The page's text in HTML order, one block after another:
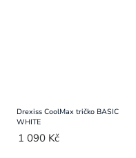
Drexiss CoolMax tričko BASIC
WHITE
1 090 Kč